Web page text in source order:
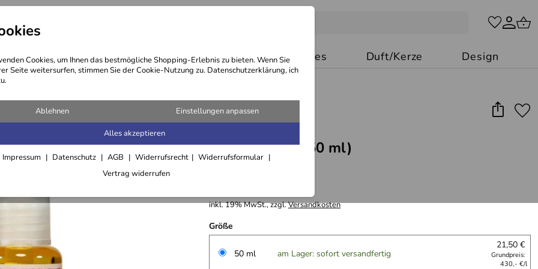
Cookies, um Ihnen das bestmögliche Shopping-Erlebnis zu bieten. Wenn Sie
Seite weitersurfen, stimmen Sie der Cookie-Nutzung zu. Datenschutzerklärung, ich
Ablehnen Einstellungen anpassen
Alles akzeptieren
Impressum Datenschutz AGB Widerrufsrecht
Widerrufsformular
Vertrag widerrufen
Kosmetik Öle Haare Besonderes Duft/Kerze Design
Tigernuss-Öl (50 ml)
inkl. 19% MwSt., zzgl.Versandkosten
Größe
50 ml am Lager: sofort versandfertig
21,50 €
Grundpreis:
430,- €/l